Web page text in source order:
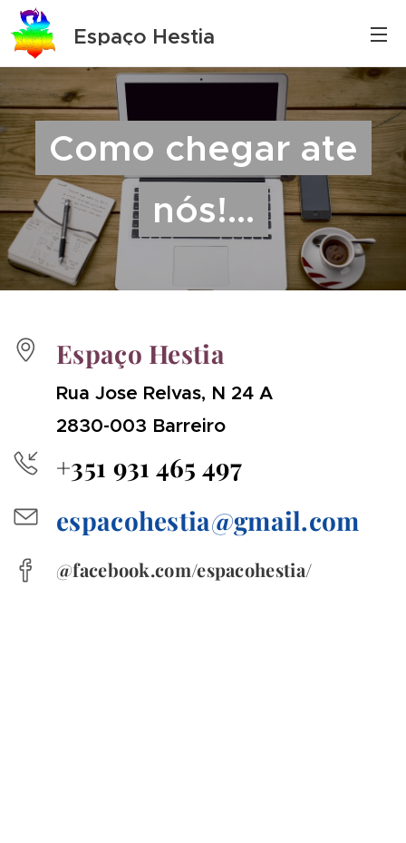
Espaço Hestia
Como chegar ate
nós!...
Espaço Hestia
Rua Jose Relvas, N 24 A
2830-003 Barreiro
+351 931 465 497
espacohestia@gmail.com
@facebook.com/espacohestia/